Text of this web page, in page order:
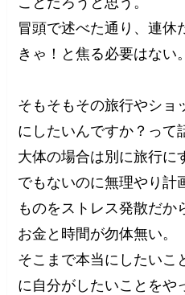
冒頭で述べた通り、連休
きゃ！と焦る必要はない。
そもそもその旅行やショ
にしたいんですか？って
大体の場合は別に旅行に
でもないのに無理やり計
ものをストレス発散だか
お金と時間が勿体無い。
そこまで本当にしたいこ
に自分がしたいことをや